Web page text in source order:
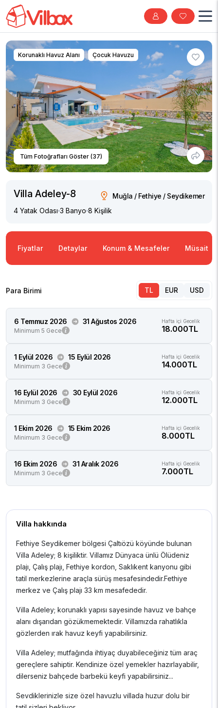
Tüm Fotoğrafları Göster (37)
Korunaklı Havuz Alanı Çocuk Havuzu
Villa Adeley-8
Muğla / Fethiye / Seydikemer
4 Yatak Odası 3 Banyo 8 Kişilik
Fiyatlar Detaylar Konum & Mesafeler Müsaitlik
Para Birimi TL EUR USD
6 Temmuz 2026 31 Ağustos 2026
Minimum 5 Gece
Hafta içi Gecelik
18.000TL
1 Eylül 2026 15 Eylül 2026
Minimum 3 Gece
Hafta içi Gecelik
14.000TL
16 Eylül 2026 30 Eylül 2026
Minimum 3 Gece
Hafta içi Gecelik
12.000TL
1 Ekim 2026 15 Ekim 2026
Minimum 3 Gece
Hafta içi Gecelik
8.000TL
16 Ekim 2026 31 Aralık 2026
Minimum 3 Gece
Hafta içi Gecelik
7.000TL
Villa hakkında
Fethiye Seydikemer bölgesi Çaltıözü köyünde bulunan
Villa Adeley; 8 kişiliktir. Villamız Dünyaca ünlü Ölüdeniz
plajı, Çalış plajı, Fethiye kordon, Saklıkent kanyonu gibi
tatil merkezlerine araçla sürüş mesafesindedir.Fethiye
merkez ve Çalış plajı 33 km mesafededir.
Villa Adeley; korunaklı yapısı sayesinde havuz ve bahçe
alanı dışarıdan gözükmemektedir. Villamızda rahatlıkla
gözlerden ırak havuz keyfi yapabilirsiniz.
Villa Adeley; mutfağında ihtiyaç duyabileceğiniz tüm araç
gereçlere sahiptir. Kendinize özel yemekler hazırlayabilir,
dilerseniz bahçede barbekü keyfi yapabilirsiniz...
Sevdiklerinizle size özel havuzlu villada huzur dolu bir